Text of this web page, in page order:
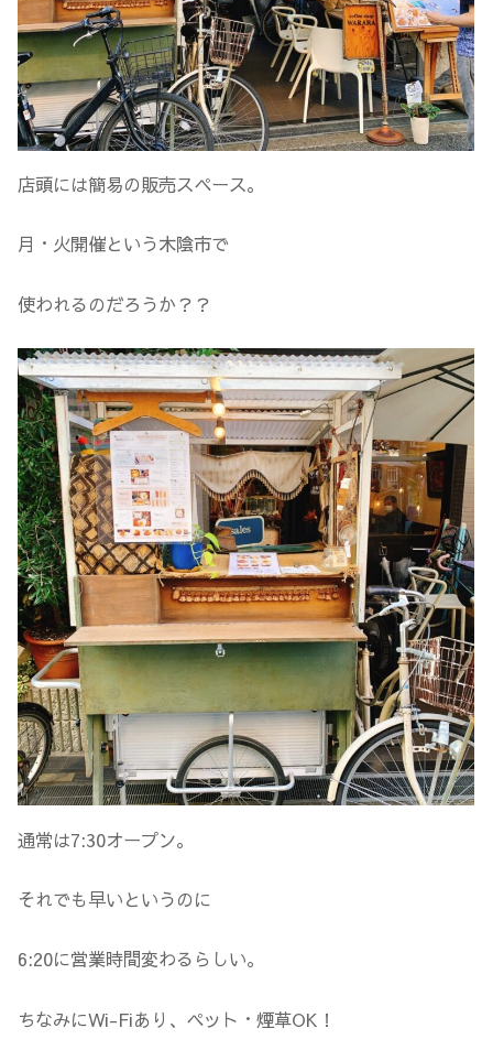
店頭には簡易の販売スペース。
月・火開催という木陰市で
使われるのだろうか？？
通常は7:30オープン。
それでも早いというのに
6:20に営業時間変わるらしい。
ちなみにWi-Fiあり、ペット・煙草OK！